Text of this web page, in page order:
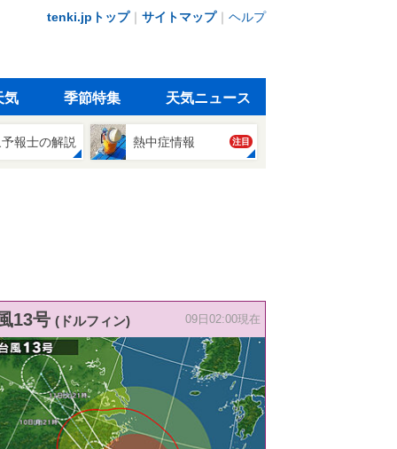
tenki.jpトップ｜ サイトマップ｜ ヘルプ
気 季節特集 天気ニュース
報士の解説 熱中症情報 注目
13号 (ドルフィン) 09日02:00現在